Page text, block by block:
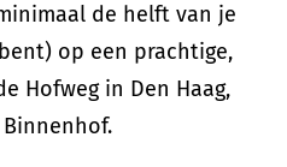
de helft van je
op een prachtige,
Hofweg in Den Haag,